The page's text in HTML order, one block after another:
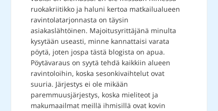
ruokakriitikko ja haluni kertoa matkailualueen
ravintolatarjonnasta on täysin
asiakaslähtöinen. Majoitusyrittäjänä minulta
kysytään useasti, minne kannattaisi varata
pöytä, joten jospa tästä blogista on apua.
Pöytävaraus on syytä tehdä kaikkiin alueen
ravintoloihin, koska sesonkivaihtelut ovat
suuria. Järjestys ei ole mikään
paremmuusjärjestys, koska mieliteot ja
makumaailmat meillä ihmisillä ovat kovin